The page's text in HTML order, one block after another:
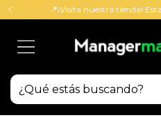
📍¡Visita nuestra tienda!